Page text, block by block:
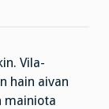
Vila-
hain aivan
mainiota